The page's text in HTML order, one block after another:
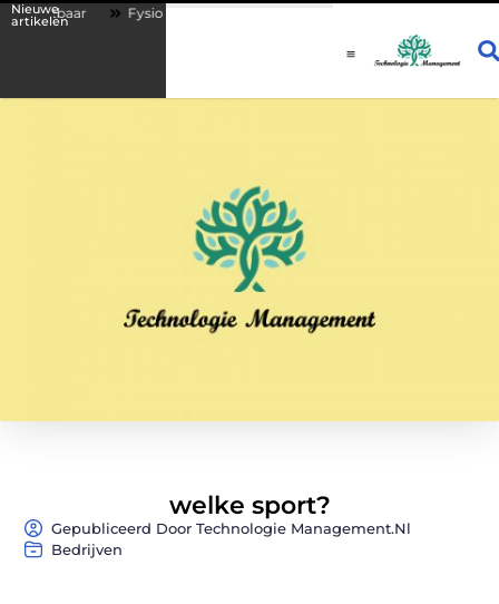
Nieuwe
artikelen Fysio Drachten: persoonlijke begeleiding bij lichamelijke
welke sport?
Gepubliceerd Door Technologie Management.nl
Bedrijven